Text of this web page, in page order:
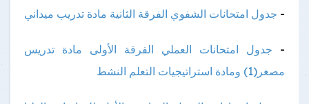
- جدول امتحانات الشفوي الفرقة الثانية مادة تدريب ميداني
- جدول امتحانات العملي الفرقة الأولى مادة تدريس
مصغر(1) ومادة استراتيجيات التعلم النشط